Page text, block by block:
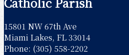
15801 NW 67th Ave
Miami Lakes, FL 33014
Phone: (305) 558-2202